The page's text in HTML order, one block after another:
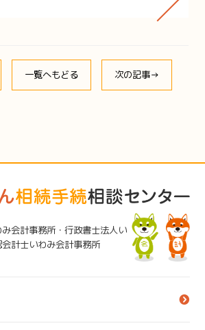
一覧へもどる 次の記事→
会計事務所・行政書士法人い
計士いわみ会計事務所